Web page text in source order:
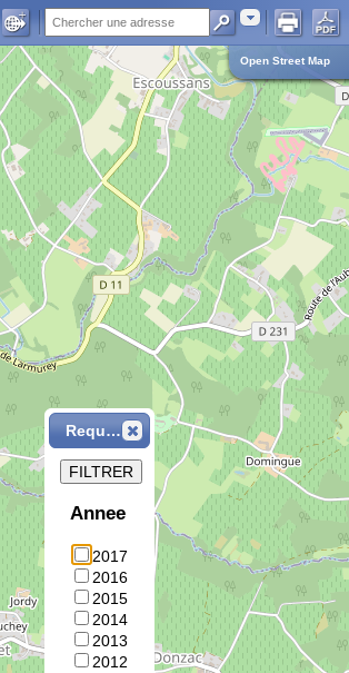
Adresse
Open Street Map
Requête
Annee
2017
2016
2015
2014
2013
2012
FILTRER